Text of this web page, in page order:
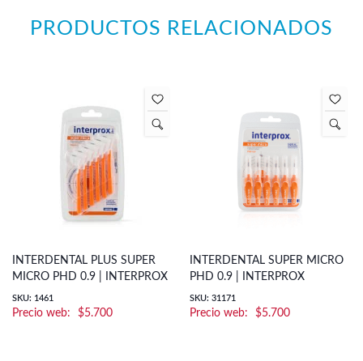
PRODUCTOS RELACIONADOS
INTERDENTAL PLUS SUPER
MICRO PHD 0.9 | INTERPROX
SKU: 1461
$5.700
INTERDENTAL SUPER MICRO
PHD 0.9 | INTERPROX
SKU: 31171
$5.700